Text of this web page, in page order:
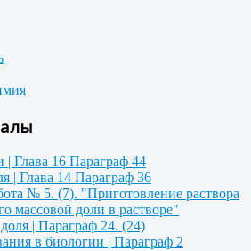
Глава 16 Параграф 44
| Глава 14 Параграф 36
№ 5. (7). "Приготовление раствора
массовой доли в растворе"
| Параграф 24. (24)
в биологии | Параграф 2